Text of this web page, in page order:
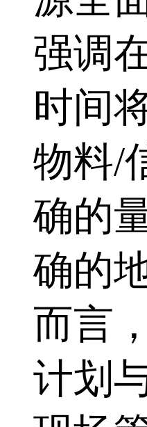
强调
时间
物料/
确的
确的
而言
计划